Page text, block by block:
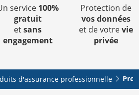
service 100%
gratuit
etsans
engagement
Protection de
vos données
et de votrevie
privée
d'assurance professionnelle